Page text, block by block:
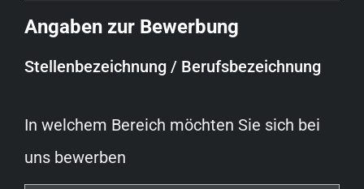
Angaben zur Bewerbung
Stellenbezeichnung / Berufsbezeichnung
In welchem Bereich möchten Sie sich bei
uns bewerben